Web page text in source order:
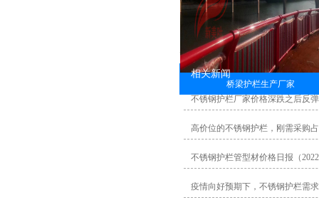
桥梁护栏生产厂家
相关新闻
不锈钢护栏厂家价格深跌之后反
高价位的不锈钢护栏，刚需采购
不锈钢护栏管型材价格日报（
疫情向好预期下，不锈钢护栏需